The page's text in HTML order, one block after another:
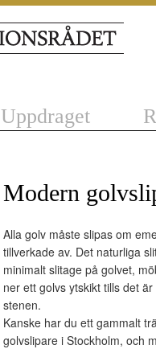
Uppdraget
Modern
Alla golv måste slipas om
tillverkade av. Det naturliga
minimalt slitage på golvet,
ner ett golvs ytskikt tills det
stenen.
Kanske har du ett gammalt
golvslipare i Stockholm, och